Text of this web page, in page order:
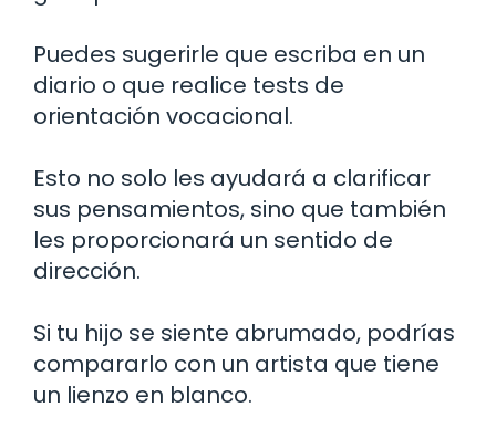
Puedes sugerirle que escriba en un
diario o que realice tests de
orientación vocacional.
Esto no solo les ayudará a clarificar
sus pensamientos, sino que también
les proporcionará un sentido de
dirección.
Si tu hijo se siente abrumado, podrías
compararlo con un artista que tiene
un lienzo en blanco.